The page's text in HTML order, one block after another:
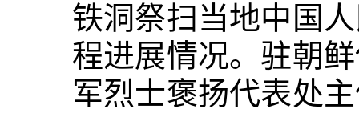
铁洞祭扫当地中国
程进展情况。驻朝
军烈士褒扬代表处